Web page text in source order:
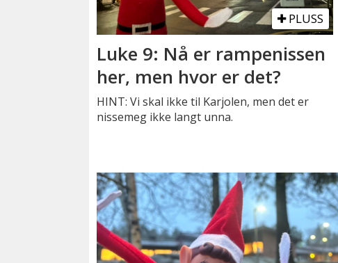
PLUSS
Luke 9: Nå er rampenissen
her, men hvor er det?
HINT: Vi skal ikke til Karjolen, men det er
nissemeg ikke langt unna.